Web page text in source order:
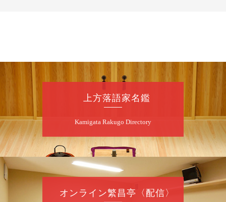
第98回 桂慶枝の早起き寄席～親子の噺
スペシャル～
桂慶枝「KCストーリー」／月亭遊真「真田小
僧」／桂三実「ワンワン」／桂慶枝「せんた
開演：午前10時（9時30分開場）1F全席指
定 2F全席自由
前売2,000円 当日2,500円 25歳以下前売・
当日共1,000円
お問合せ：落語ファクトリー 0120-874-315
8月 9 日（日）
上方落語家名鑑
Kamigata Rakugo Directory
オンライン繁昌亭〈配信〉